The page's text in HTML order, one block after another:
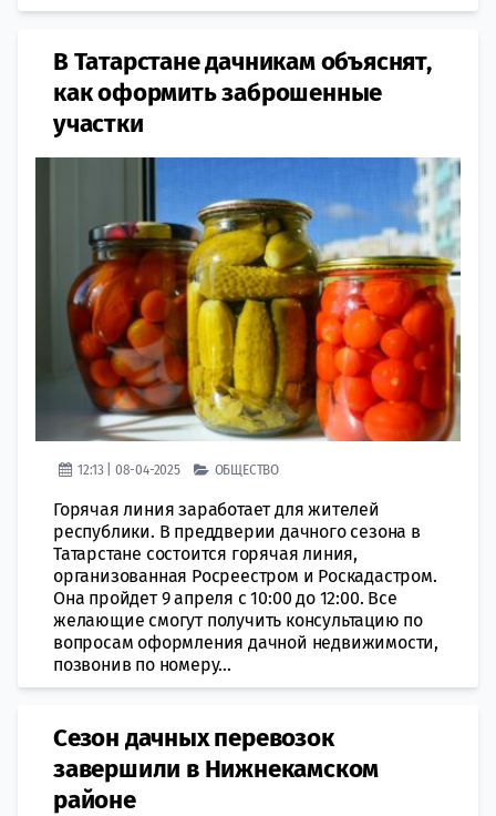
В Татарстане дачникам объяснят,
как оформить заброшенные
участки
12:13 | 08-04-2025 ОБЩЕСТВО
Горячая линия заработает для жителей
республики. В преддверии дачного сезона в
Татарстане состоится горячая линия,
организованная Росреестром и Роскадастром.
Она пройдет 9 апреля с 10:00 до 12:00. Все
желающие смогут получить консультацию по
вопросам оформления дачной недвижимости,
позвонив по номеру...
Сезон дачных перевозок
завершили в Нижнекамском
районе